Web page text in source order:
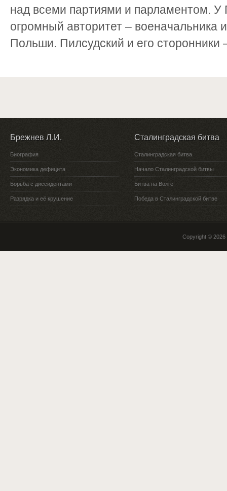
над всеми партиями и парламентом. У
огромный авторитет – военачальника
Польши. Пилсудский и его сторонники
Брежнев Л.И.
Биография
Экономика дефицита
Борьба с диссидентами
Разрядка и её крушение
Сталинградская битва
Сталинградская битва
Начало Сталинградской битвы
Битва на Волге
Победа в Сталинградской битве
Copyright © 2026